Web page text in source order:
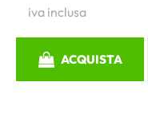
iva inclusa
ACQUISTA